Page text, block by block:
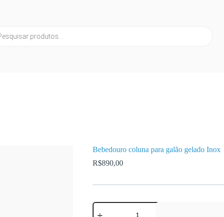
Bebedouro coluna para galão gelado Inox
R$890,00
Bebedouro
coluna